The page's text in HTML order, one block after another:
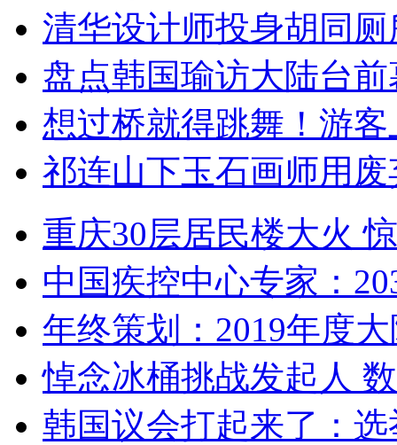
清华设计师投身胡同
盘点韩国瑜访大陆台
想过桥就得跳舞！游客
祁连山下玉石画师用
重庆30层居民楼大火
中国疾控中心专家：
年终策划：2019年度
悼念冰桶挑战发起人
韩国议会打起来了：